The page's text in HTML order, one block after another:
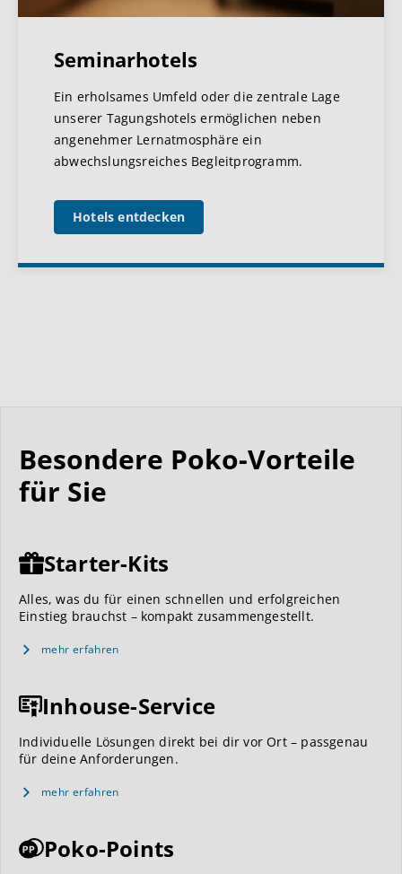
Seminarhotels
Ein erholsames Umfeld oder die zentrale Lage
unserer Tagungshotels ermöglichen neben
angenehmer Lernatmosphäre ein
abwechslungsreiches Begleitprogramm.
Hotels entdecken
Besondere Poko-Vorteile
für Sie
Starter-Kits
Alles, was du für einen schnellen und erfolgreichen
Einstieg brauchst – kompakt zusammengestellt.
mehr erfahren
Inhouse-Service
Individuelle Lösungen direkt bei dir vor Ort – passgenau
für deine Anforderungen.
mehr erfahren
Poko-Points